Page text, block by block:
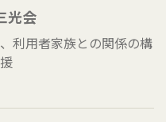
光会
利用者家族との関係の構